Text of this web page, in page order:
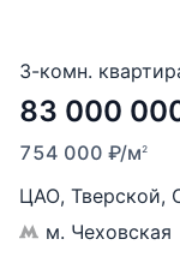
3-комн.
83 000
754 000 ₽/м2
ЦАО, Тверской,
м. Чеховская